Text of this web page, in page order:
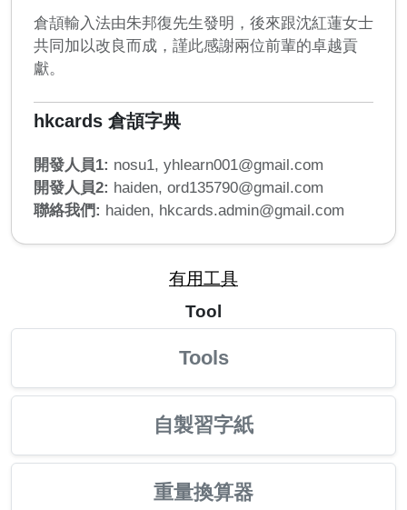
倉頡輸入法由朱邦復先生發明，後來跟沈紅蓮女士
共同加以改良而成，謹此感謝兩位前輩的卓越貢
獻。
hkcards 倉頡字典
開發人員1: nosu1, yhlearn001@gmail.com
開發人員2: haiden, ord135790@gmail.com
聯絡我們: haiden, hkcards.admin@gmail.com
有用工具
Tool
Tools
自製習字紙
重量換算器